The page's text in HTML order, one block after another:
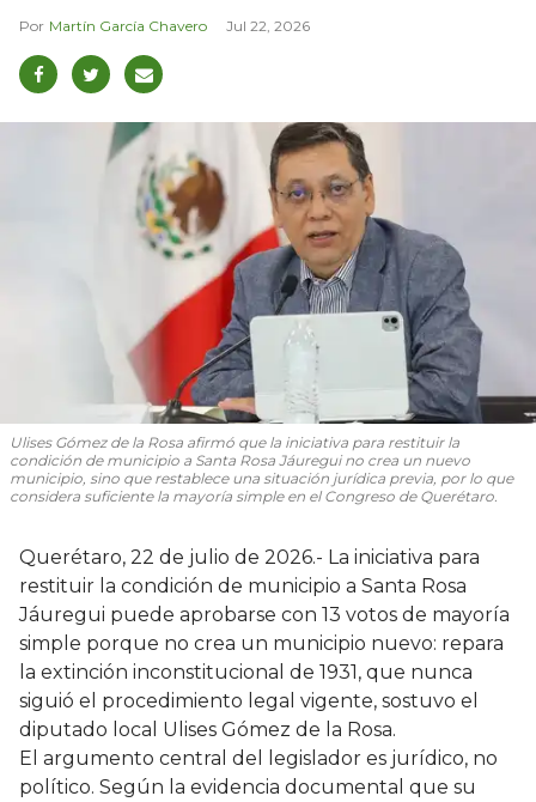
Martín García Chavero Jul 22, 2026
Ulises Gómez de la Rosa afirmó que la iniciativa para restituir la
condición de municipio a Santa Rosa Jáuregui no crea un nuevo
municipio, sino que restablece una situación jurídica previa, por lo que
considera suficiente la mayoría simple en el Congreso de Querétaro.
Querétaro, 22 de julio de 2026.- La iniciativa para
restituir la condición de municipio a Santa Rosa
Jáuregui puede aprobarse con 13 votos de mayoría
simple porque no crea un municipio nuevo: repara
la extinción inconstitucional de 1931, que nunca
siguió el procedimiento legal vigente, sostuvo el
diputado local Ulises Gómez de la Rosa.
El argumento central del legislador es jurídico, no
político. Según la evidencia documental que su